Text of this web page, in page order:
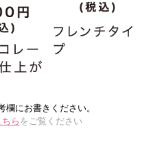
欄にお書きください。
ちら をご覧ください